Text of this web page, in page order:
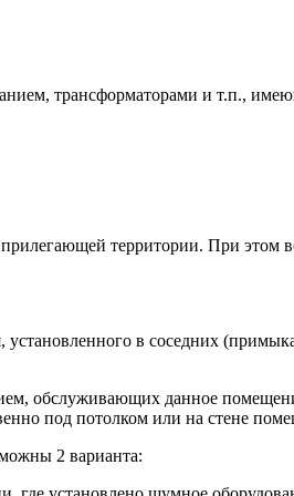
трансформаторами и т.п.,
территории. При этом
в соседних
обслуживающих данное
под потолком или на стене
2 варианта: